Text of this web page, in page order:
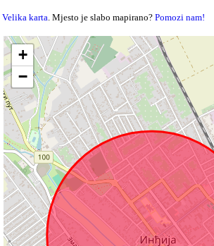
Velika karta. Mjesto je slabo mapirano?Pomozi nam!
+
−